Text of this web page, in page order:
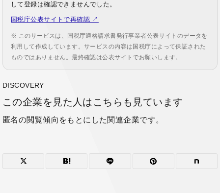
して登録は確認できませんでした。
国税庁公表サイトで再確認 ↗
※ このサービスは、国税庁適格請求書発行事業者公表サイトのデータを
利用して作成しています。サービスの内容は国税庁によって保証された
ものではありません。最終確認は公表サイトでお願いします。
DISCOVERY
この企業を見た人はこちらも見ています
匿名の閲覧傾向をもとにした関連企業です。